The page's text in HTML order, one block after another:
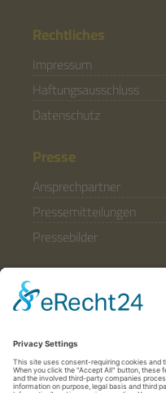
Rechtliches
Impressum
Haftungsausschluss
Datenschutz
Presse
Ansprechpartner
Pressemitteilungen
Pressebilder
Partner & Förderer
Häufige Fragen